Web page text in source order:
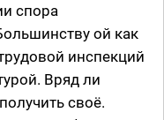
спора
ой как
инспекций
Вряд ли
своё.